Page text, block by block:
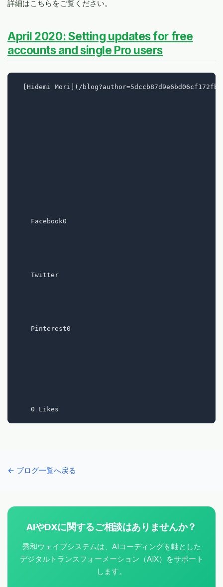
詳細はこちらをご覧ください。
April 2020: Setting updates for free
accounts and single Pro users
[Hidemi Mori](/
    Facebook0
    Twitter
    Pinterest0
← ブログ一覧へ戻る
AIやDXに関するご相談はありませんか？
秀和ウェイブシステムは、AIコーディングを軸とした
デジタルトランスフォーメーション（AIX）をサポート
します。